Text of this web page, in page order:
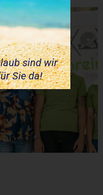
sind wir
Sie da!